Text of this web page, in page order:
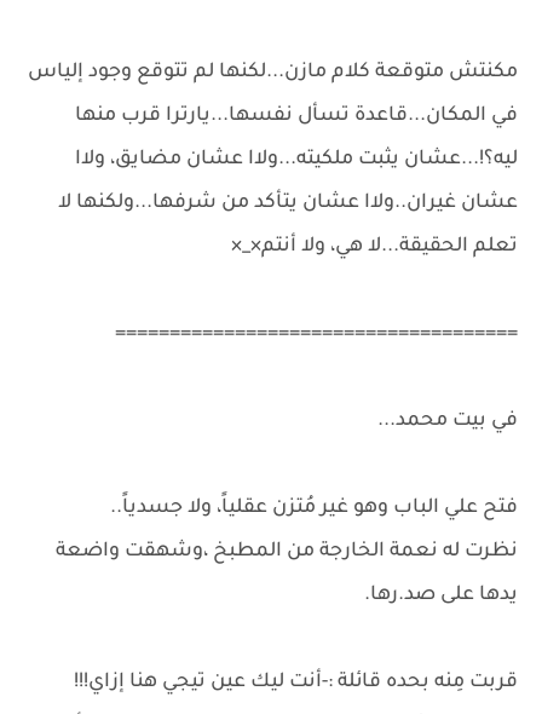
مكنتش متوقعة كلام مازن...لكنها لم تتوقع وجود إلياس
في المكان...قاعدة تسأل نفسها...يارترا قرب منها
ليه؟!...عشان يثبت ملكيته...ولاا عشان مضايق، ولاا
عشان غيران..ولاا عشان يتأكد من شرفها...ولكنها لا
تعلم الحقيقة...لا هي، ولا أنتم×_×
=====================================
في بيت محمد...
فتح علي الباب وهو غير مُتزن عقلياً، ولا جسدياً..
نظرت له نعمة الخارجة من المطبخ ،وشهقت واضعة
يدها على صد.رها.
قربت مِنه بحده قائلة :-أنت ليك عين تيجي هنا إزاي!!!